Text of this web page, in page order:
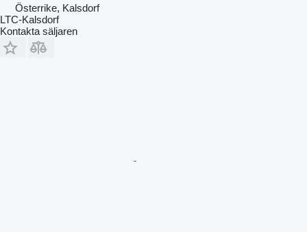
Österrike, Kalsdorf
LTC-Kalsdorf
Kontakta säljaren